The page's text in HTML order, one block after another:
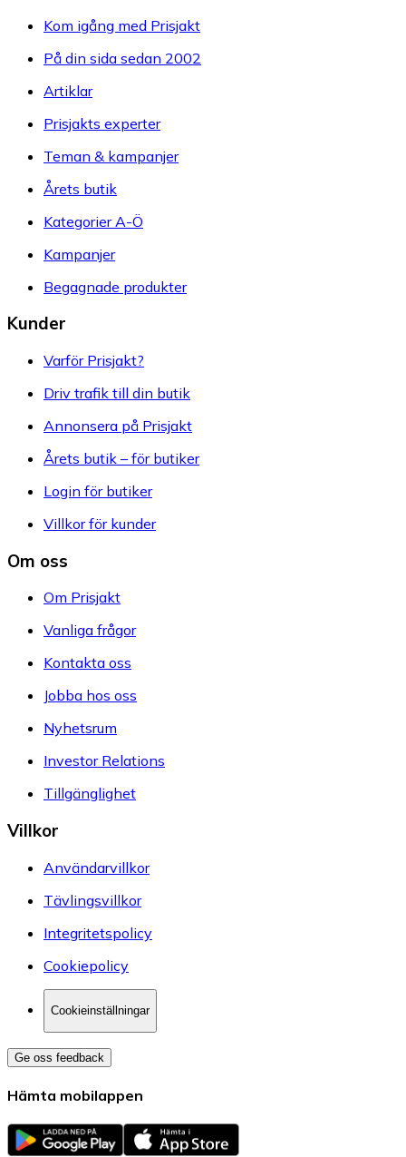
Kom igång med Prisjakt
På din sida sedan 2002
Artiklar
Prisjakts experter
Teman & kampanjer
Årets butik
Kategorier A-Ö
Kampanjer
Begagnade produkter
Kunder
Varför Prisjakt?
Driv trafik till din butik
Annonsera på Prisjakt
Årets butik – för butiker
Login för butiker
Villkor för kunder
Om oss
Om Prisjakt
Vanliga frågor
Kontakta oss
Jobba hos oss
Nyhetsrum
Investor Relations
Tillgänglighet
Villkor
Användarvillkor
Tävlingsvillkor
Integritetspolicy
Cookiepolicy
Cookieinställningar
Ge oss feedback
Hämta mobilappen